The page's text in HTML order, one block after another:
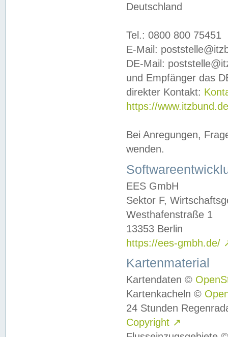
Deutschland
Tel.: 0800 800 75451
E-Mail:
DE-Mail:
und Empfänger das
direkter Kontakt:
https://
Bei Anregungen,
wenden.
EES GmbH
Sektor F,
Westhafenstraße 1
13353 Berlin
https://ees-gmbh.de/
Kartenmaterial
Kartendaten ©
Kartenkacheln ©
24 Stunden
Copyright ↗